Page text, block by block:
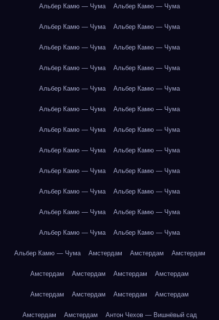
Альбер Камю — Чума Альбер Камю — Чума
Альбер Камю — Чума Альбер Камю — Чума
Альбер Камю — Чума Альбер Камю — Чума
Альбер Камю — Чума Альбер Камю — Чума
Альбер Камю — Чума Альбер Камю — Чума
Альбер Камю — Чума Альбер Камю — Чума
Альбер Камю — Чума Альбер Камю — Чума
Альбер Камю — Чума Альбер Камю — Чума
Альбер Камю — Чума Альбер Камю — Чума
Альбер Камю — Чума Альбер Камю — Чума
Альбер Камю — Чума Альбер Камю — Чума
Альбер Камю — Чума Альбер Камю — Чума
Альбер Камю — Чума Амстердам Амстердам Амстердам
Амстердам Амстердам Амстердам Амстердам
Амстердам Амстердам Амстердам Амстердам
Амстердам Амстердам Антон Чехов — Вишнёвый сад